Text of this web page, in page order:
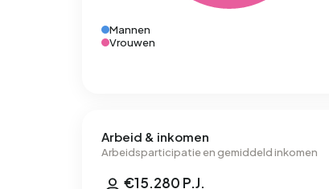
Mannen
Vrouwen
Arbeid & inkomen
Arbeidsparticipatie en gemiddeld inkomen
€15.280 P.J.